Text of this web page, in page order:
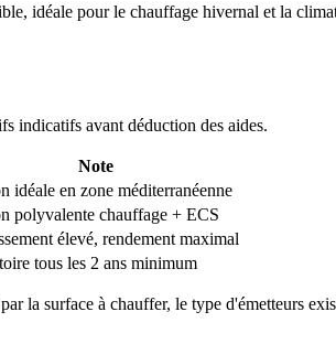
idéale pour le chauffage hivernal et la
indicatifs avant déduction des aides.
Note
idéale en zone méditerranéenne
polyvalente chauffage + ECS
élevé, rendement maximal
tous les 2 ans minimum
la surface à chauffer, le type d'émetteurs